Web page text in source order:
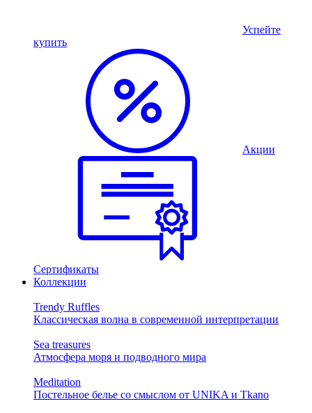
Успейте
купить
Акции
Сертификаты
Коллекции
Trendy Ruffles
Классическая волна в современной интерпретации
Sea treasures
Атмосфера моря и подводного мира
Meditation
Постельное белье со смыслом от UNIKA и Tkano